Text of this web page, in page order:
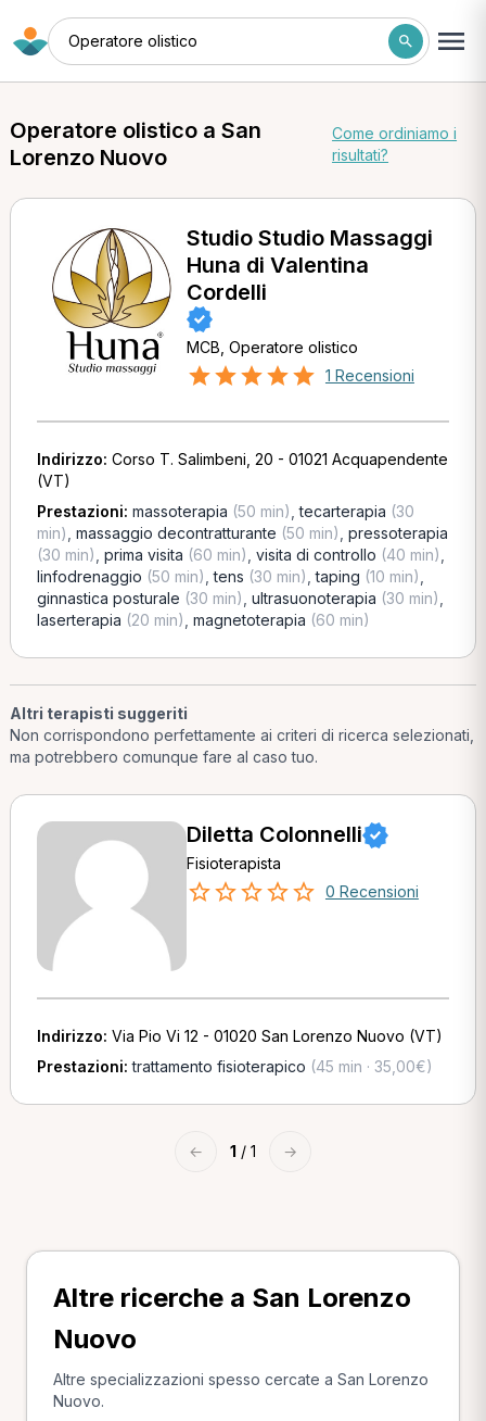
Operatore olistico
Operatore olistico a San
Lorenzo Nuovo
Come ordiniamo i
risultati?
Studio Studio Massaggi
Huna di Valentina
Cordelli
MCB, Operatore olistico
1 Recensioni
Indirizzo: Corso T. Salimbeni, 20 - 01021 Acquapendente
(VT)
Prestazioni: massoterapia (50 min) ,tecarterapia (30
min) massaggio decontratturante (50 min) pressoterapia
(30 min) prima visita (60 min) visita di controllo (40 min)
linfodrenaggio (50 min) ,tens (30 min) ,taping (10 min)
ginnastica posturale (30 min) ultrasuonoterapia (30 min)
laserterapia (20 min) magnetoterapia (60 min)
Altri terapisti suggeriti
Non corrispondono perfettamente ai criteri di ricerca selezionati,
ma potrebbero comunque fare al caso tuo.
Diletta Colonnelli
Fisioterapista
0 Recensioni
Indirizzo: Via Pio Vi 12 - 01020 San Lorenzo Nuovo (VT)
Prestazioni:trattamento fisioterapico (45 min · 35,00€)
← 1 / 1 →
Altre ricerche a San Lorenzo
Nuovo
Altre specializzazioni spesso cercate a San Lorenzo
Nuovo.